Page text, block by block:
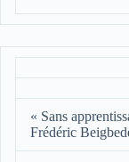
« Sans
Frédéric